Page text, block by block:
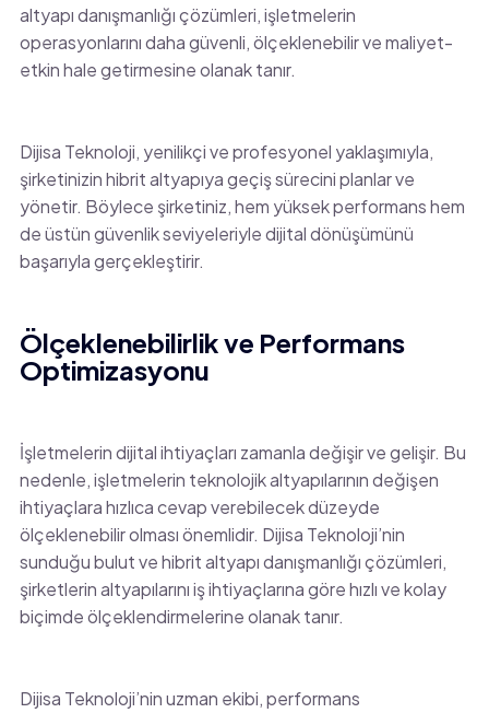
altyapı danışmanlığı çözümleri, işletmelerin
operasyonlarını daha güvenli, ölçeklenebilir ve maliyet-
etkin hale getirmesine olanak tanır.
Dijisa Teknoloji, yenilikçi ve profesyonel yaklaşımıyla,
şirketinizin hibrit altyapıya geçiş sürecini planlar ve
yönetir. Böylece şirketiniz, hem yüksek performans hem
de üstün güvenlik seviyeleriyle dijital dönüşümünü
başarıyla gerçekleştirir.
Ölçeklenebilirlik ve Performans
Optimizasyonu
İşletmelerin dijital ihtiyaçları zamanla değişir ve gelişir. Bu
nedenle, işletmelerin teknolojik altyapılarının değişen
ihtiyaçlara hızlıca cevap verebilecek düzeyde
ölçeklenebilir olması önemlidir. Dijisa Teknoloji’nin
sunduğu bulut ve hibrit altyapı danışmanlığı çözümleri,
şirketlerin altyapılarını iş ihtiyaçlarına göre hızlı ve kolay
biçimde ölçeklendirmelerine olanak tanır.
Dijisa Teknoloji’nin uzman ekibi, performans